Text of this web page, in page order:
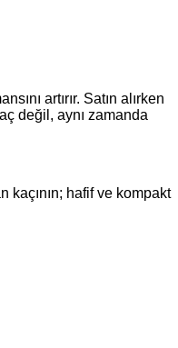
artırır. Satın alırken
değil, aynı zamanda
kaçının; hafif ve kompakt